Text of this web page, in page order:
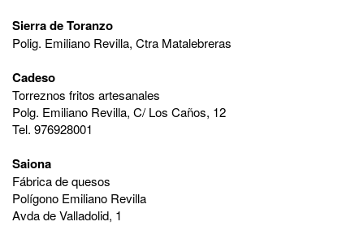
Sierra de Toranzo
Polig. Emiliano Revilla, Ctra Matalebreras
Cadeso
Torreznos fritos artesanales
Polg. Emiliano Revilla, C/ Los Caños, 12
Tel. 976928001
Saiona
Fábrica de quesos
Polígono Emiliano Revilla
Avda de Valladolid, 1